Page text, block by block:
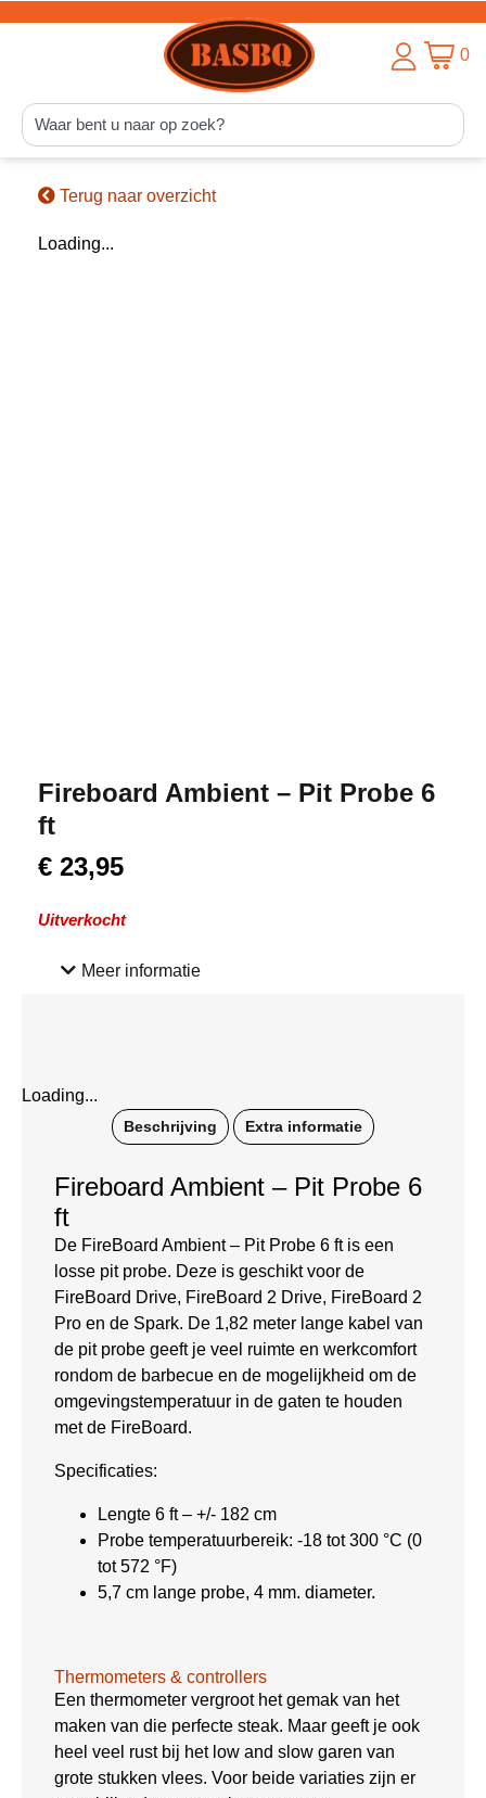
0
Terug naar overzicht
Loading...
Fireboard Ambient – Pit Probe 6
ft
€ 23,95
Uitverkocht
Meer informatie
Loading...
Beschrijving Extra informatie
Fireboard Ambient – Pit Probe 6
ft
De FireBoard Ambient – Pit Probe 6 ft is een
losse pit probe. Deze is geschikt voor de
FireBoard Drive, FireBoard 2 Drive, FireBoard 2
Pro en de Spark. De 1,82 meter lange kabel van
de pit probe geeft je veel ruimte en werkcomfort
rondom de barbecue en de mogelijkheid om de
omgevingstemperatuur in de gaten te houden
met de FireBoard.
Specificaties:
Lengte 6 ft – +/- 182 cm
Probe temperatuurbereik: -18 tot 300 °C (0
tot 572 °F)
5,7 cm lange probe, 4 mm. diameter.
Thermometers & controllers
Een thermometer vergroot het gemak van het
maken van die perfecte steak. Maar geeft je ook
heel veel rust bij het low and slow garen van
grote stukken vlees. Voor beide variaties zijn er